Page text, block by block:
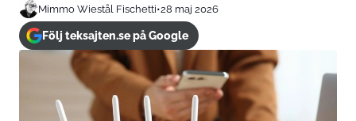
Mimmo Wiestål Fischetti•28 maj 2026
Följ teksajten.se på Google